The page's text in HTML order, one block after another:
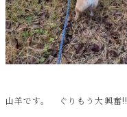
山羊です。 ぐりもう大興奮!!